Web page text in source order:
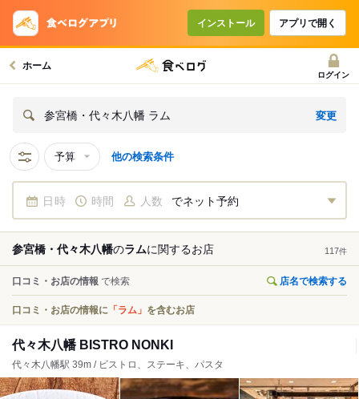
インストール アプリで開く
ホーム
ログイン
参宮橋・代々木八幡 ラム 変更
予算 他の検索条件
日時 時間 人数 でネット予約
参宮橋・代々木八幡のラムに関するお店 117件
口コミ・お店の情報 で検索 店名で検索する
口コミ・お店の情報に 「ラム」 を含むお店
代々木八幡 BISTRO NONKI
代々木八幡駅 39m / ビストロ、ステーキ、パスタ